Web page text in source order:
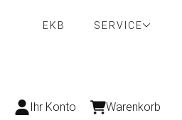
EKB SERVICE
Ihr Konto Warenkorb